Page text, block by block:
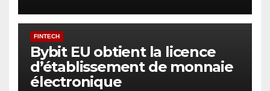
FINTECH
Bybit EU obtient la licence
d’établissement de monnaie
électronique